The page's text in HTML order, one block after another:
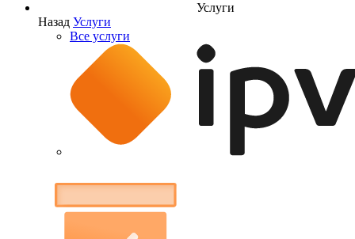
Услуги
Назад Услуги
Все услуги